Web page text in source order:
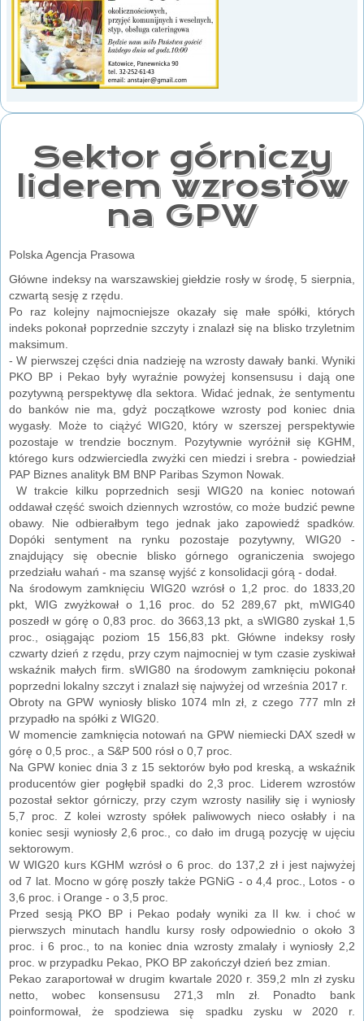
Sektor górniczy
liderem wzrostów
na GPW
Polska Agencja Prasowa
Główne indeksy na warszawskiej giełdzie rosły w środę, 5 sierpnia,
czwartą sesję z rzędu.
Po raz kolejny najmocniejsze okazały się małe spółki, których
indeks pokonał poprzednie szczyty i znalazł się na blisko trzyletnim
maksimum.
- W pierwszej części dnia nadzieję na wzrosty dawały banki. Wyniki
PKO BP i Pekao były wyraźnie powyżej konsensusu i dają one
pozytywną perspektywę dla sektora. Widać jednak, że sentymentu
do banków nie ma, gdyż początkowe wzrosty pod koniec dnia
wygasły. Może to ciążyć WIG20, który w szerszej perspektywie
pozostaje w trendzie bocznym. Pozytywnie wyróżnił się KGHM,
którego kurs odzwierciedla zwyżki cen miedzi i srebra - powiedział
PAP Biznes analityk BM BNP Paribas Szymon Nowak.
W trakcie kilku poprzednich sesji WIG20 na koniec notowań
oddawał część swoich dziennych wzrostów, co może budzić pewne
obawy. Nie odbierałbym tego jednak jako zapowiedź spadków.
Dopóki sentyment na rynku pozostaje pozytywny, WIG20 -
znajdujący się obecnie blisko górnego ograniczenia swojego
przedziału wahań - ma szansę wyjść z konsolidacji górą - dodał.
Na środowym zamknięciu WIG20 wzrósł o 1,2 proc. do 1833,20
pkt, WIG zwyżkował o 1,16 proc. do 52 289,67 pkt, mWIG40
poszedł w górę o 0,83 proc. do 3663,13 pkt, a sWIG80 zyskał 1,5
proc., osiągając poziom 15 156,83 pkt. Główne indeksy rosły
czwarty dzień z rzędu, przy czym najmocniej w tym czasie zyskiwał
wskaźnik małych firm. sWIG80 na środowym zamknięciu pokonał
poprzedni lokalny szczyt i znalazł się najwyżej od września 2017 r.
Obroty na GPW wyniosły blisko 1074 mln zł, z czego 777 mln zł
przypadło na spółki z WIG20.
W momencie zamknięcia notowań na GPW niemiecki DAX szedł w
górę o 0,5 proc., a S&P 500 rósł o 0,7 proc.
Na GPW koniec dnia 3 z 15 sektorów było pod kreską, a wskaźnik
producentów gier pogłębił spadki do 2,3 proc. Liderem wzrostów
pozostał sektor górniczy, przy czym wzrosty nasiliły się i wyniosły
5,7 proc. Z kolei wzrosty spółek paliwowych nieco osłabły i na
koniec sesji wyniosły 2,6 proc., co dało im drugą pozycję w ujęciu
sektorowym.
W WIG20 kurs KGHM wzrósł o 6 proc. do 137,2 zł i jest najwyżej
od 7 lat. Mocno w górę poszły także PGNiG - o 4,4 proc., Lotos - o
3,6 proc. i Orange - o 3,5 proc.
Przed sesją PKO BP i Pekao podały wyniki za II kw. i choć w
pierwszych minutach handlu kursy rosły odpowiednio o około 3
proc. i 6 proc., to na koniec dnia wzrosty zmalały i wyniosły 2,2
proc. w przypadku Pekao, PKO BP zakończył dzień bez zmian.
Pekao zaraportował w drugim kwartale 2020 r. 359,2 mln zł zysku
netto, wobec konsensusu 271,3 mln zł. Ponadto bank
poinformował, że spodziewa się spadku zysku w 2020 r.